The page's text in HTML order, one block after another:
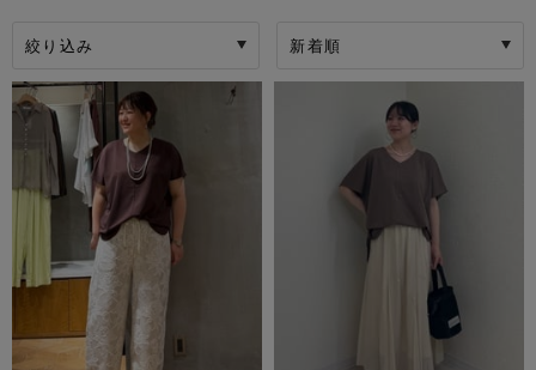
絞り込み